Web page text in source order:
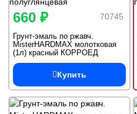
70745
660 ₽
Грунт-эмаль по ржавч.
MisterHARDMAX молотковая
(1л) красный КОРРОЕД
полуглянцевая
Купить